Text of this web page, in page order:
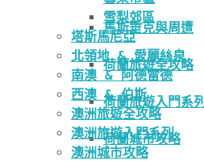
馬斯垂克與周遭
荷蘭旅遊全攻略
荷蘭旅遊入門系列
荷蘭城市攻略
雪梨郊區
塔斯馬尼亞
北領地 & 愛麗絲泉
南澳 & 阿德雷德
西澳 & 伯斯
澳洲旅遊全攻略
澳洲旅遊入門系列
澳洲城市攻略